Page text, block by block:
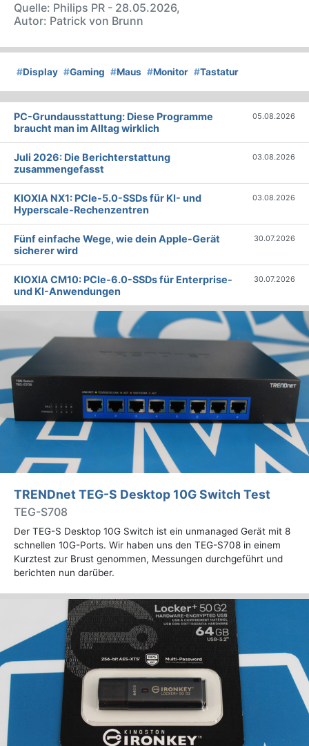
Quelle: Philips PR - 28.05.2026,
Autor: Patrick von Brunn
#Display #Gaming #Maus #Monitor #Tastatur
PC-Grundausstattung: Diese Programme
braucht man im Alltag wirklich
05.08.2026
Juli 2026: Die Bericht­erstattung
zusammengefasst
03.08.2026
KIOXIA NX1: PCIe-5.0-SSDs für KI- und
Hyperscale-Rechenzentren
03.08.2026
Fünf einfache Wege, wie dein Apple-Gerät
sicherer wird
30.07.2026
KIOXIA CM10: PCIe-6.0-SSDs für Enterprise-
und KI-Anwendungen
30.07.2026
TRENDnet TEG-S Desktop 10G Switch Test
TEG-S708
Der TEG-S Desktop 10G Switch ist ein unmanaged Gerät mit 8
schnellen 10G-Ports. Wir haben uns den TEG-S708 in einem
Kurztest zur Brust genommen, Messungen durchgeführt und
berichten nun darüber.